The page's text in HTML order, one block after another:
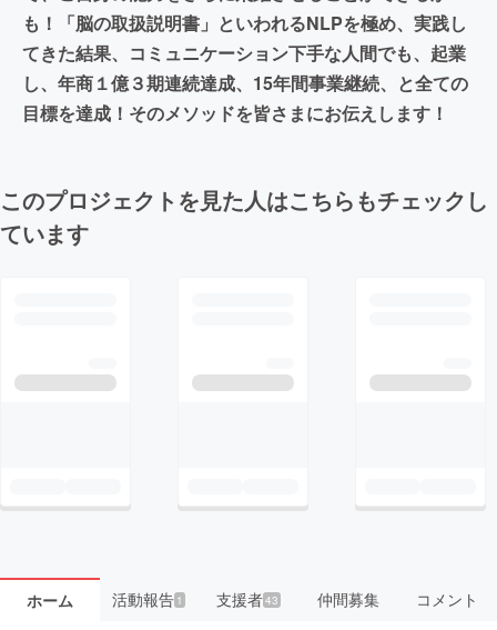
も！「脳の取扱説明書」といわれるNLPを極め、実践し
てきた結果、コミュニケーション下手な人間でも、起業
し、年商１億３期連続達成、15年間事業継続、と全ての
目標を達成！そのメソッドを皆さまにお伝えします！
このプロジェクトを見た人はこちらもチェックし
ています
ホーム 活動報告1 支援者43 仲間募集 コメント